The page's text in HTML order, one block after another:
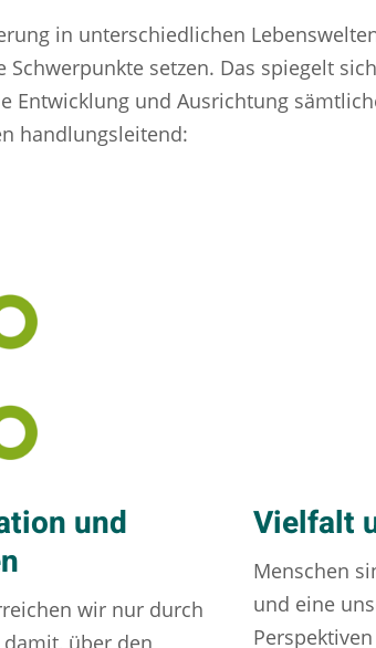
in unterschiedlichen
setzen. Das spiegelt
Entwicklung und Ausrichtung
handlungsleitend:
und
wir nur durch
über den
Vielfalt
Menschen
und eine